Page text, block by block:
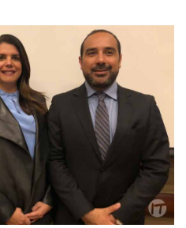
PERÚ
MÉXICO